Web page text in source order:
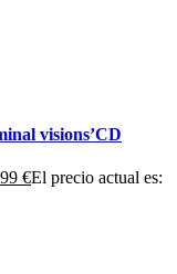
visions’CD
€El precio actual es: